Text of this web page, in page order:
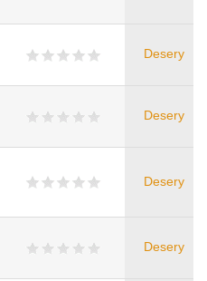
Desery
Desery
Desery
Desery